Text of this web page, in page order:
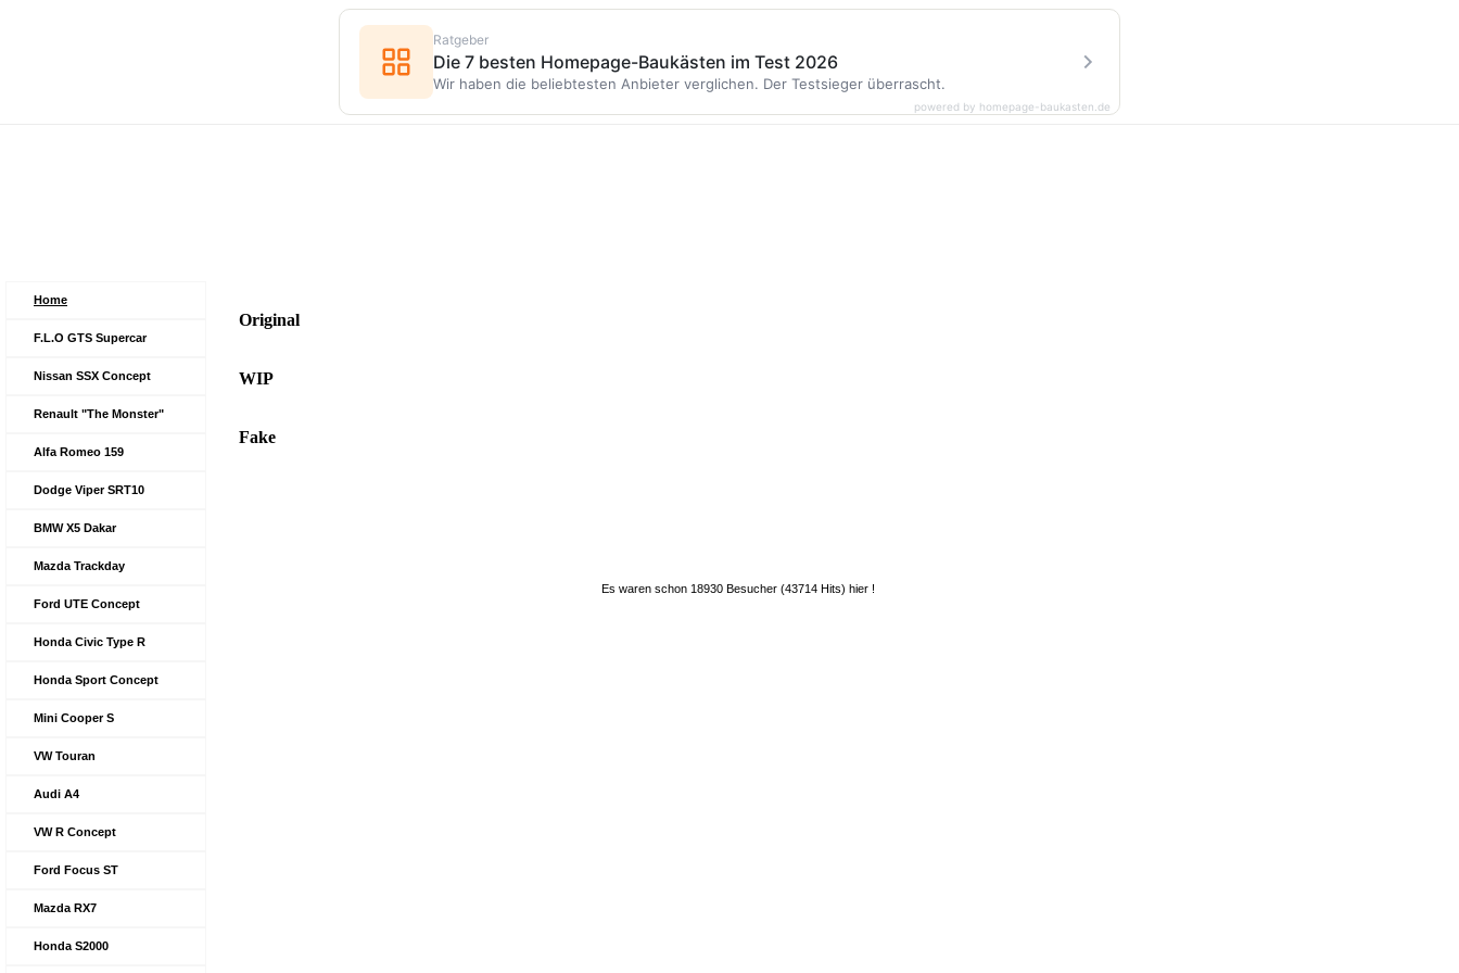
Home
F.L.O GTS Supercar
Nissan SSX Concept
Renault "The Monster"
Alfa Romeo 159
Dodge Viper SRT10
BMW X5 Dakar
Mazda Trackday
Ford UTE Concept
Honda Civic Type R
Honda Sport Concept
Mini Cooper S
VW Touran
Audi A4
VW R Concept
Ford Focus ST
Mazda RX7
Honda S2000
Original
WIP
Fake
Es waren schon 18930 Besucher (43714 Hits) hier !
Ratgeber
Die 7 besten Homepage-Baukästen im Test 2026
Wir haben die beliebtesten Anbieter verglichen. Der Testsieger überrascht.
powered by homepage-baukasten.de